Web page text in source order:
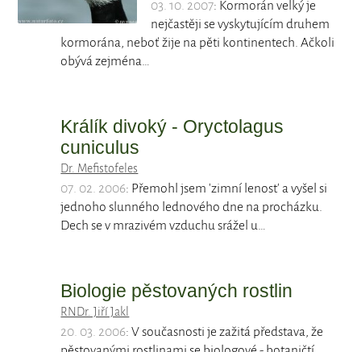
03. 10. 2007: Kormorán velký je
nejčastěji se vyskytujícím druhem
kormorána, neboť žije na pěti kontinentech. Ačkoli
obývá zejména…
Králík divoký - Oryctolagus
cuniculus
Dr. Mefistofeles
07. 02. 2006: Přemohl jsem 'zimní lenost' a vyšel si
jednoho slunného lednového dne na procházku.
Dech se v mrazivém vzduchu srážel u…
Biologie pěstovaných rostlin
RNDr. Jiří Jakl
20. 03. 2006: V současnosti je zažitá představa, že